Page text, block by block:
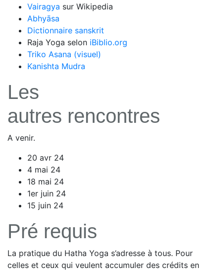
Vairagya sur Wikipedia
Abhyāsa
Dictionnaire sanskrit
Raja Yoga selon iBiblio.org
Triko Asana (visuel)
Kanishta Mudra
Les
autres rencontres
A venir.
20 avr 24
4 mai 24
18 mai 24
1er juin 24
15 juin 24
Pré requis
La pratique du Hatha Yoga s’adresse à tous. Pour
celles et ceux qui veulent accumuler des crédits en